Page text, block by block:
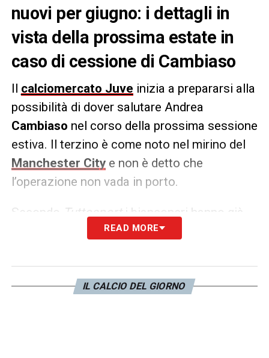
nuovi per giugno: i dettagli in
vista della prossima estate in
caso di cessione di Cambiaso
Il calciomercato Juve inizia a prepararsi alla
possibilità di dover salutare Andrea
Cambiaso nel corso della prossima sessione
estiva. Il terzino è come noto nel mirino del
Manchester Citye non è detto che
l’operazione non vada in porto.
Secondo Tuttosporti bianconeri hanno già
messo nel mirino due possibili sostituti: da
in un paio di occasione, dall’altro è spuntato
il nome diDe Cuyperdel Club Brugge.
READ MORE
IL CALCIO DEL GIORNO